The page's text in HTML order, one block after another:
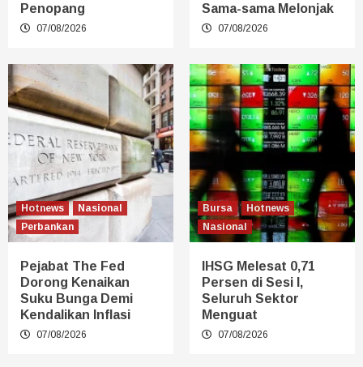
Penopang
07/08/2026
Sama-sama Melonjak
07/08/2026
Hotnews
Nasional
Perbankan
Pejabat The Fed
Dorong Kenaikan
Suku Bunga Demi
Kendalikan Inflasi
07/08/2026
Bursa
Hotnews
Nasional
IHSG Melesat 0,71
Persen di Sesi I,
Seluruh Sektor
Menguat
07/08/2026